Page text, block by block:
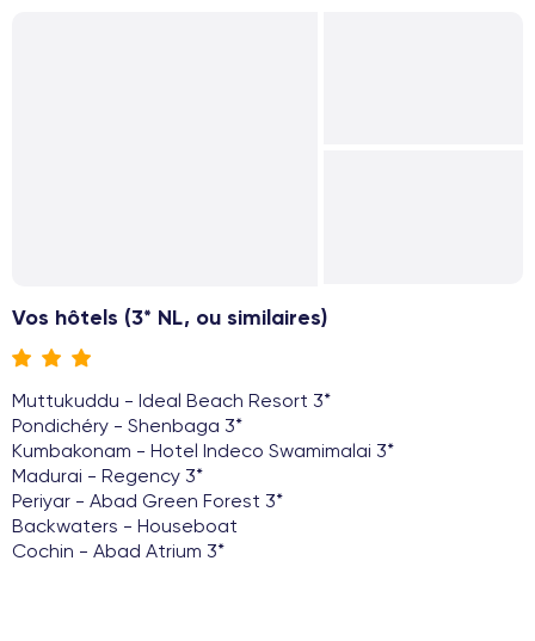
Vos hôtels (3* NL, ou similaires)
Muttukuddu - Ideal Beach Resort 3*
Pondichéry - Shenbaga 3*
Kumbakonam - Hotel Indeco Swamimalai 3*
Madurai - Regency 3*
Periyar - Abad Green Forest 3*
Backwaters - Houseboat
Cochin - Abad Atrium 3*